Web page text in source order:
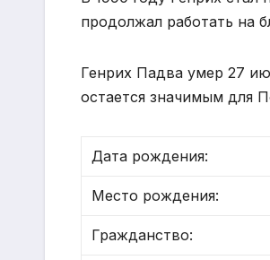
продолжал работать на
Генрих Падва умер 27
остается значимым для
Дата рождения:
Место рождения:
Гражданство: